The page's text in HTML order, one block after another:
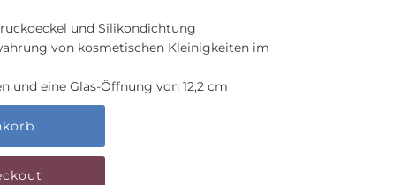
und Silikondichtung
von kosmetischen Kleinigkeiten im
und eine Glas-Öffnung von 12,2 cm